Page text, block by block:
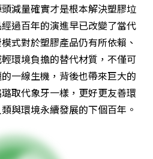
減量確實才是根本解決塑膠垃
過百年的演進早已改變了當代
式對於塑膠產品仍有所依賴、
環境負擔的替代材質，不僅可
一線生機，背後也帶來巨大的
取代象牙一樣，更好更友善環
與環境永續發展的下個百年。